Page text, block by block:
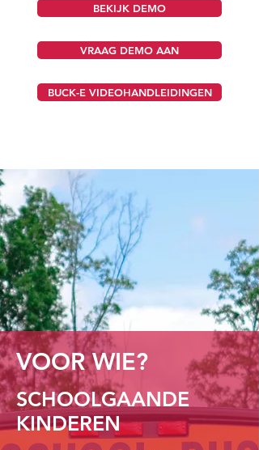
BEKIJK DEMO
VRAAG DEMO AAN
BUCK-E VIDEOHANDLEIDINGEN
VOOR WIE?
SCHOOLGAANDE
KINDEREN